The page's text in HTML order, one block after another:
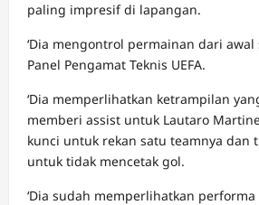
paling impresif di lapangan.
‘Dia mengontrol permainan dari awal
Panel Pengamat Teknis UEFA.
‘Dia memperlihatkan ketrampilan
memberi assist untuk Lautaro
kunci untuk rekan satu teamnya dan
untuk tidak mencetak gol.
‘Dia sudah memperlihatkan